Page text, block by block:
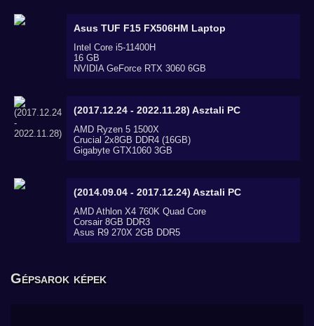
Asus TUF F15 FX506HM Laptop
Intel Core i5-11400H
16 GB
NVIDIA GeForce RTX 3060 6GB
(2017.12.24 - 2022.11.28) Asztali PC
AMD Ryzen 5 1500X
Crucial 2x8GB DDR4 (16GB)
Gigabyte GTX1060 3GB
(2014.09.04 - 2017.12.24) Asztali PC
AMD Athlon X4 760K Quad Core
Corsair 8GB DDR3
Asus R9 270X 2GB DDR5
Gépsarok képek